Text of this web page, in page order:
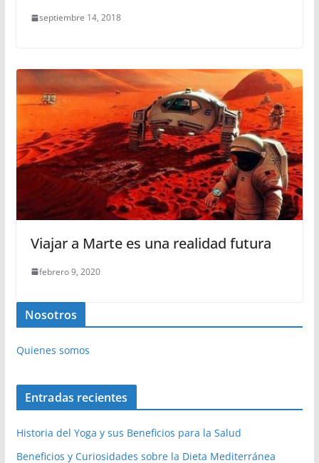
septiembre 14, 2018
Viajar a Marte es una realidad futura
febrero 9, 2020
Nosotros
Quienes somos
Entradas recientes
Historia del Yoga y sus Beneficios para la Salud
Beneficios y Curiosidades sobre la Dieta Mediterránea